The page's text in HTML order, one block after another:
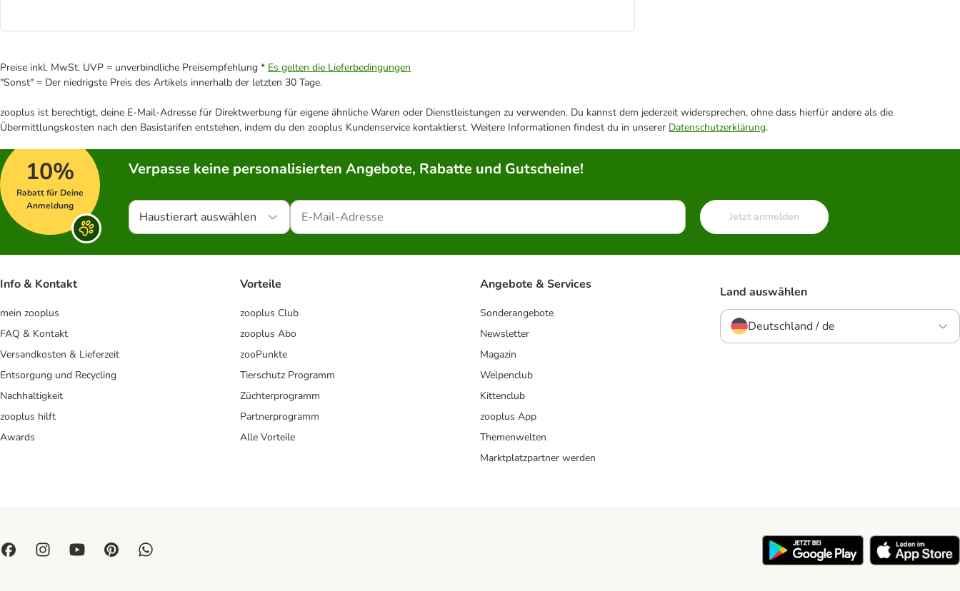
Preise inkl. MwSt. UVP = unverbindliche Preisempfehlung * Es gelten die Lieferbedingungen
"Sonst" = Der niedrigste Preis des Artikels innerhalb der letzten 30 Tage.
zooplus ist berechtigt, deine E-Mail-Adresse für Direktwerbung für eigene ähnliche Waren oder Dienstleistungen zu verwenden. Du kannst dem jederzeit widersprechen, ohne dass hierfür andere als die
Übermittlungskosten nach den Basistarifen entstehen, indem du den zooplus Kundenservice kontaktierst. Weitere Informationen findest du in unserer Datenschutzerklärung.
10%
Rabatt für Deine
Anmeldung
Verpasse keine personalisierten Angebote, Rabatte und Gutscheine!
Haustierart auswählen Jetzt anmelden
Info & Kontakt
mein zooplus
FAQ & Kontakt
Versandkosten & Lieferzeit
Entsorgung und Recycling
Nachhaltigkeit
zooplus hilft
Awards
Vorteile
zooplus Club
zooplus Abo
zooPunkte
Tierschutz Programm
Züchterprogramm
Partnerprogramm
Alle Vorteile
Angebote & Services
Sonderangebote
Newsletter
Magazin
Welpenclub
Kittenclub
zooplus App
Themenwelten
Marktplatzpartner werden
Land auswählen
Deutschland / de